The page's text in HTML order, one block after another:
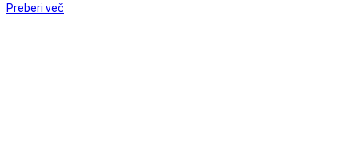
Preberi več